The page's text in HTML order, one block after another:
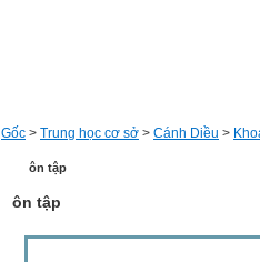
Gốc > Trung học cơ sở > Cánh Diều >
ôn tập
ôn tập